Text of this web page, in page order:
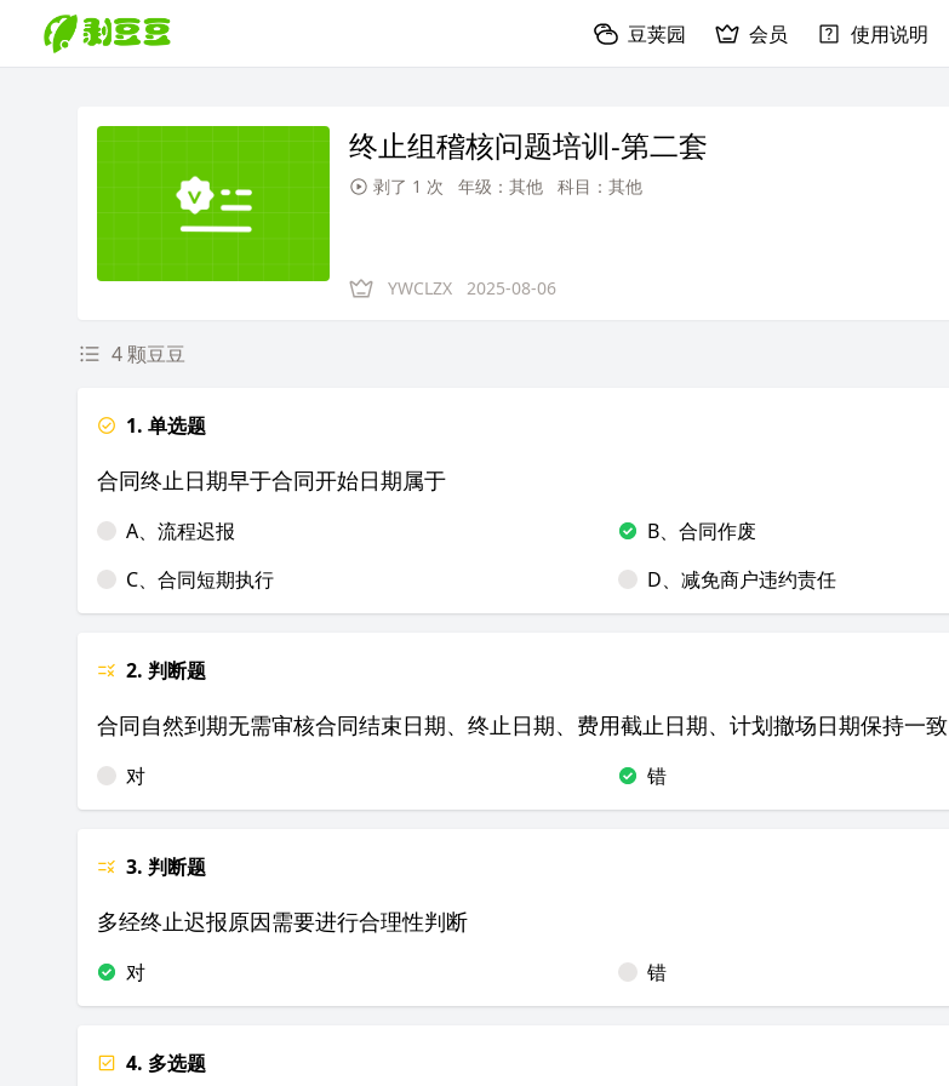
豆荚园 会员 使用说明
终止组稽核问题培训-第二套
剥了 1 次 年级：其他 科目：其他
YWCLZX 2025-08-06
4 颗豆豆
1. 单选题
合同终止日期早于合同开始日期属于
A、流程迟报
B、合同作废
C、合同短期执行
D、减免商户违约责任
2. 判断题
合同自然到期无需审核合同结束日期、终止日期、费用截止日期、计划撤场日期保持一致
对 错
3. 判断题
多经终止迟报原因需要进行合理性判断
对 错
4. 多选题